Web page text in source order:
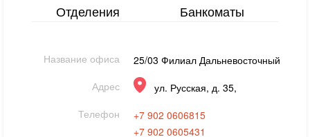
Отделения Банкоматы
Название офиса
25/03 Филиал Дальневосточный
Адрес
ул. Русская, д. 35,
Телефон
+7 902 0606815
+7 902 0605431